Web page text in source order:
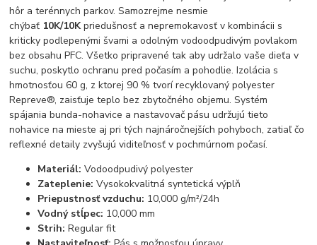
hôr a terénnych parkov. Samozrejme nesmie
chýbať 10K/10Kpriedušnosť a nepremokavosť v kombinácii s
kriticky podlepenými švami a odolným vodoodpudivým povlakom
bez obsahu PFC. Všetko pripravené tak aby udržalo vaše dieťa v
suchu, poskytlo ochranu pred počasím a pohodlie. Izolácia s
hmotnosťou 60 g, z ktorej 90 % tvorí recyklovaný polyester
Repreve®, zaisťuje teplo bez zbytočného objemu. Systém
spájania bunda-nohavice a nastavovač pásu udržujú tieto
nohavice na mieste aj pri tých najnáročnejších pohyboch, zatiaľ čo
reflexné detaily zvyšujú viditeľnosť v pochmúrnom počasí.
Materiál: Vodoodpudivý polyester
Zateplenie: Vysokokvalitná syntetická výplň
Priepustnosť vzduchu: 10,000 g/m²/24h
Vodný stĺpec: 10,000 mm
Strih: Regular fit